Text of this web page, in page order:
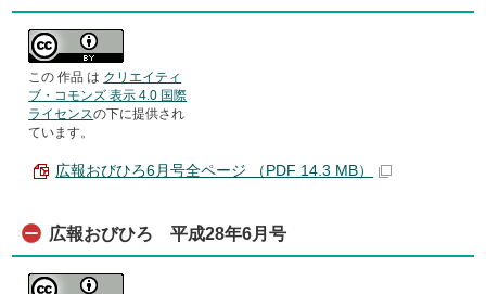
この 作品 は クリエイティ
ブ・コモンズ 表示 4.0 国際
ライセンスの下に提供され
ています。
広報おびひろ6月号全ページ （PDF 14.3 MB）
広報おびひろ 平成28年6月号